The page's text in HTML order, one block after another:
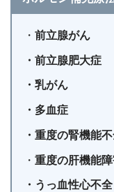
・前立腺がん
・前立腺肥大症
・乳がん
・多血症
・重度の腎機能
・重度の肝機能
・うっ血性心不全